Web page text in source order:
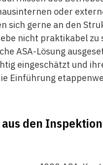
oder
sich gerne an den
nicht praktikabel zu
ASA-Lösung
eingeschätzt und
Einführung
den